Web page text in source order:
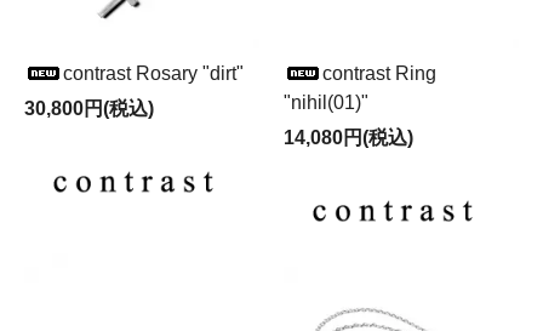
contrast Rosary "dirt"
30,800円(税込)
contrast Ring
"nihil(01)"
14,080円(税込)